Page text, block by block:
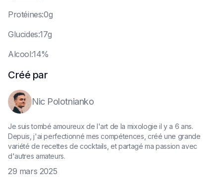
Protéines:0g
Glucides:17g
Alcool:14%
Créé par
Nic Polotnianko
Je suis tombé amoureux de l'art de la mixologie il y a 6 ans.
Depuis, j'ai perfectionné mes compétences, créé une grande
variété de recettes de cocktails, et partagé ma passion avec
d'autres amateurs.
29 mars 2025